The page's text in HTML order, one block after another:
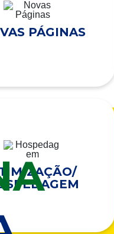
PÁGINAS